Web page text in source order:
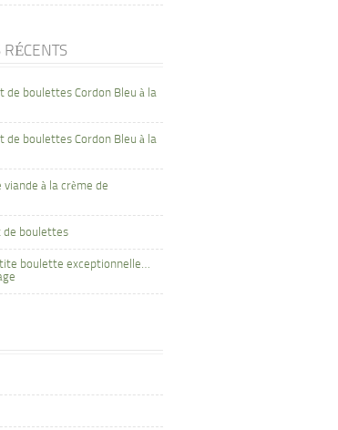
de boulettes Cordon Bleu à la
de boulettes Cordon Bleu à la
viande à la crème de
de boulettes
boulette exceptionnelle…